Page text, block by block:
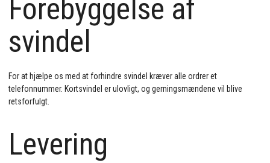
Forebyggelse af
svindel
For at hjælpe os med at forhindre svindel kræver alle ordrer et
telefonnummer. Kortsvindel er ulovligt, og gerningsmændene vil blive
retsforfulgt.
Levering